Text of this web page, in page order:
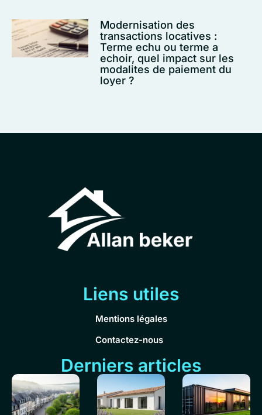
Modernisation des
transactions locatives :
Terme echu ou terme a
echoir, quel impact sur les
modalites de paiement du
loyer ?
Liens utiles
Mentions légales
Contactez-nous
Derniers articles